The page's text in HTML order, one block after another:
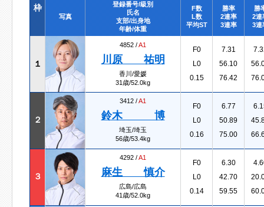
枠
写真
登録番号/級別
氏名
支部/出身地
年齢/体重
F数
L数
平均ST
勝率
2連率
3連率
勝
2連
3連
１
4852 /A1
川原 祐明
香川/愛媛
31歳/52.0kg
F0
L0
0.15
7.31
56.10
76.42
２
3412 /A1
鈴木 博
埼玉/埼玉
56歳/53.4kg
F0
L0
0.16
6.77
50.89
75.00
３
4292 /A1
麻生 慎介
広島/広島
41歳/52.0kg
F0
L0
0.14
6.30
42.70
59.55